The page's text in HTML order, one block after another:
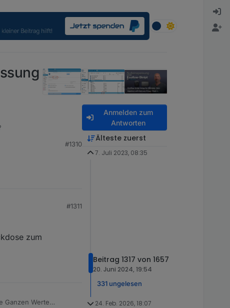
#1310
#1311
zum
Ganzen Werte
Anmelden zum
Antworten
Älteste zuerst
7. Juli 2023, 08:35
Beitrag 1317 von 1657
20. Juni 2024, 19:54
331 ungelesen
24. Feb. 2026, 18:07